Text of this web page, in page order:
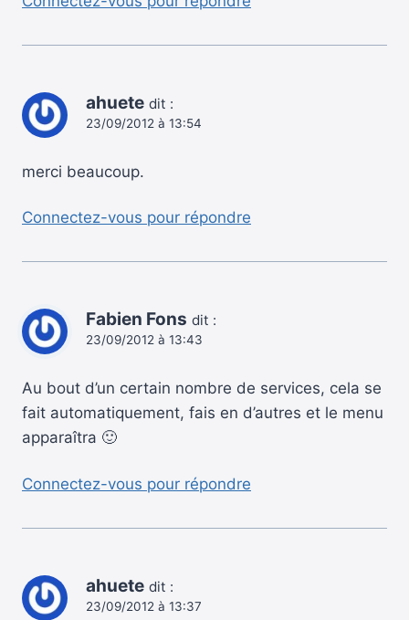
ahuete dit :
23/09/2012 à 13:54
merci beaucoup.
Connectez-vous pour répondre
Fabien Fons dit :
23/09/2012 à 13:43
Au bout d’un certain nombre de services, cela se
fait automatiquement, fais en d’autres et le menu
apparaîtra 🙂
Connectez-vous pour répondre
ahuete dit :
23/09/2012 à 13:37